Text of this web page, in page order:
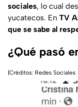
sociales, lo cual
yucatecos. En TV
que se sabe al
¿Qué pasó
|Créditos: Redes Sociales